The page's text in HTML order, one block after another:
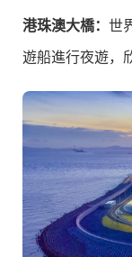
港珠澳大橋： 世
遊船進行夜遊，